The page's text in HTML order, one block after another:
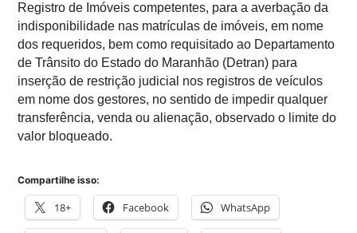
Registro de Imóveis competentes, para a averbação da
indisponibilidade nas matrículas de imóveis, em nome
dos requeridos, bem como requisitado ao Departamento
de Trânsito do Estado do Maranhão (Detran) para
inserção de restrição judicial nos registros de veículos
em nome dos gestores, no sentido de impedir qualquer
transferência, venda ou alienação, observado o limite do
valor bloqueado.
Compartilhe isso:
18+ Facebook WhatsApp